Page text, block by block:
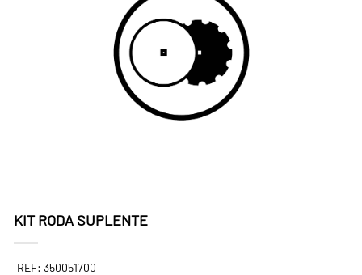
KIT RODA SUPLENTE
REF: 350051700